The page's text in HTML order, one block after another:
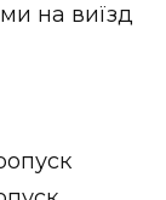
на виїзд